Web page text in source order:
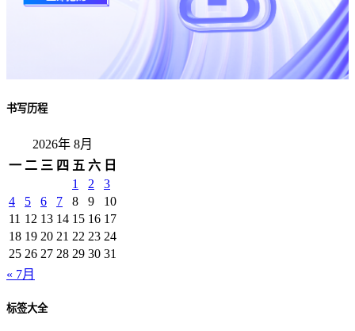
书写历程
2026年 8月
一 二 三 四 五 六 日
1
2
3
4
5 6 7 8 9
10
11 12 13 14 15 16 17
18 19 20 21 22 23 24
25 26 27 28 29 30 31
« 7月
标签大全